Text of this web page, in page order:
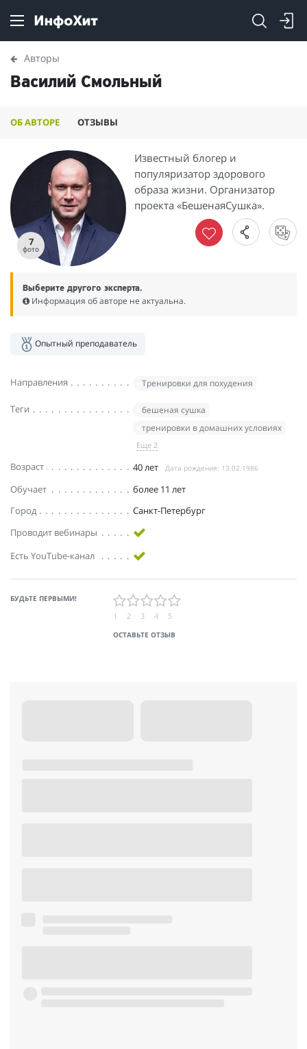
Авторы
Василий Смольный
ОБ АВТОРЕ ОТЗЫВЫ
7
фото
Известный блогер и
популяризатор здорового
образа жизни. Организатор
проекта «БешенаяСушка».
Выберите другого эксперта.
Информация об авторе не актуальна.
Опытный преподаватель
Направления Тренировки для похудения
Теги
бешеная сушка
тренировки в домашних условиях
Еще 2
Возраст 40 лет Дата рождения: 13.02.1986
Обучает
более 11 лет
Город
Санкт-Петербург
Проводит вебинары
Есть YouTube-канал
БУДЬТЕ ПЕРВЫМИ!
ОСТАВЬТЕ ОТЗЫВ
1 2 3 4 5